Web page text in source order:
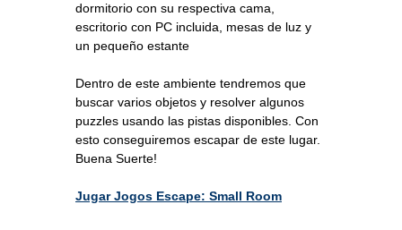
dormitorio con su respectiva cama,
escritorio con PC incluida, mesas de luz y
un pequeño estante
Dentro de este ambiente tendremos que
buscar varios objetos y resolver algunos
puzzles usando las pistas disponibles. Con
esto conseguiremos escapar de este lugar.
Buena Suerte!
Jugar Jogos Escape: Small Room